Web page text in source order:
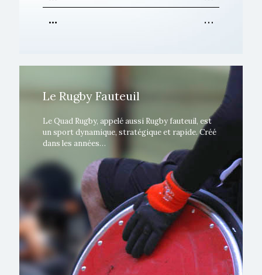
…
…
Le Rugby Fauteuil
Le Quad Rugby, appelé aussi Rugby fauteuil, est
un sport dynamique, stratégique et rapide. Créé
dans les années…